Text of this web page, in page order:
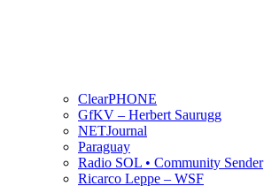
ClearPHONE
GfKV – Herbert Saurugg
NETJournal
Paraguay
Radio SOL • Community Sender
Ricarco Leppe – WSF